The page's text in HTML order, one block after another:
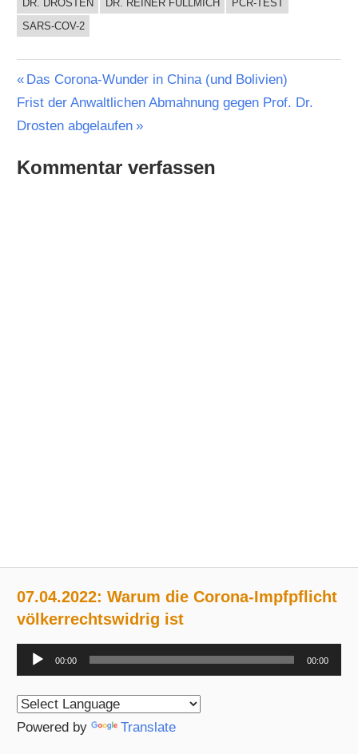
DR. DROSTEN DR. REINER FÜLLMICH
PCR-TEST
SARS-COV-2
Beitragsnavigation
Vorheriger
Beitrag:
Das Corona-Wunder in China (und Bolivien)
Nächster
Beitrag:
Frist der Anwaltlichen Abmahnung gegen Prof. Dr.
Drosten abgelaufen
Kommentar verfassen
07.04.2022: Warum die Corona-Impfpflicht
völkerrechtswidrig ist
Audio-
Player
00:00 00:00
Powered by Translate